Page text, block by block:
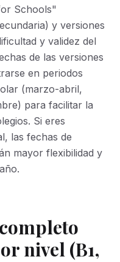
Schools"
y versiones
y validez del
de las versiones
en periodos
(marzo-abril,
para facilitar la
Si eres
las fechas de
mayor flexibilidad y
nivel (B1,